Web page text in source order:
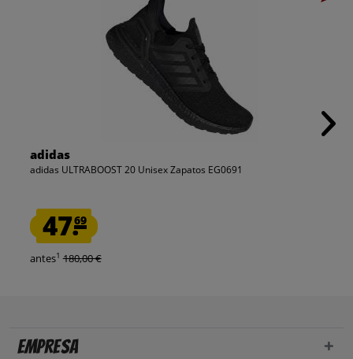
adidas
adidas ULTRABOOST 20 Unisex Zapatos EG0691
47.69
antes1 180,00 €
Empresa